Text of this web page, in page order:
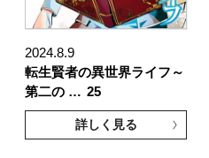
2024.8.9
転生賢者の異世界ライフ～
第二の … 25
詳しく見る